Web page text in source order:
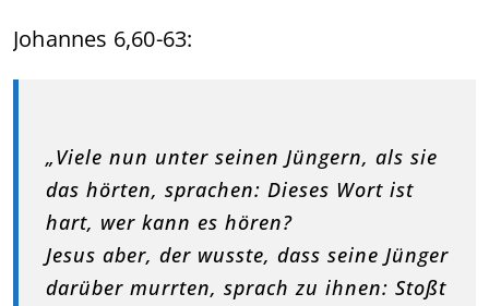
Johannes 6,60-63:
„Viele nun unter seinen Jüngern, als sie
das hörten, sprachen: Dieses Wort ist
hart, wer kann es hören?
Jesus aber, der wusste, dass seine Jünger
darüber murrten, sprach zu ihnen: Stoßt